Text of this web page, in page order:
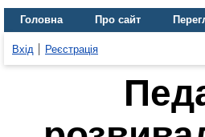
Головна Про сайт
Вхід Реєстрація